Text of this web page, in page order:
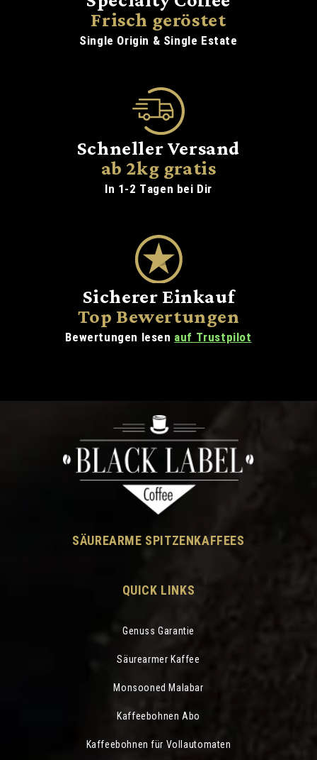
Frisch geröstet
Single Origin & Single Estate
Schneller Versand
ab 2kg gratis
In 1-2 Tagen bei Dir
Sicherer Einkauf
Top Bewertungen
Bewertungen lesen auf Trustpilot
SÄUREARME SPITZENKAFFEES
QUICK LINKS
Genuss Garantie
Säurearmer Kaffee
Monsooned Malabar
Kaffeebohnen Abo
Kaffeebohnen für Vollautomaten